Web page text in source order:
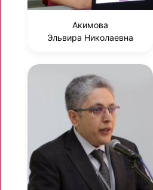
Акимова
Эльвира Николаевна